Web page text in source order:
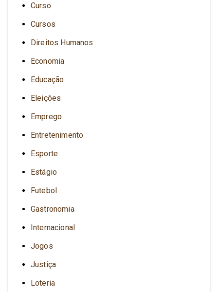
Curso
Cursos
Direitos Humanos
Economia
Educação
Eleições
Emprego
Entretenimento
Esporte
Estágio
Futebol
Gastronomia
Internacional
Jogos
Justiça
Loteria